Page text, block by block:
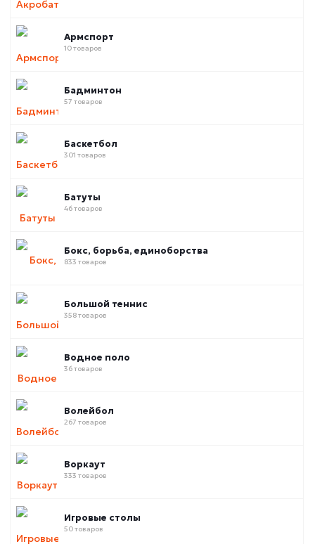
Армспорт
10 товаров
Бадминтон
57 товаров
Баскетбол
301 товаров
Батуты
46 товаров
Бокс, борьба, единоборства
833 товаров
Большой теннис
358 товаров
Водное поло
36 товаров
Волейбол
267 товаров
Воркаут
333 товаров
Игровые столы
50 товаров